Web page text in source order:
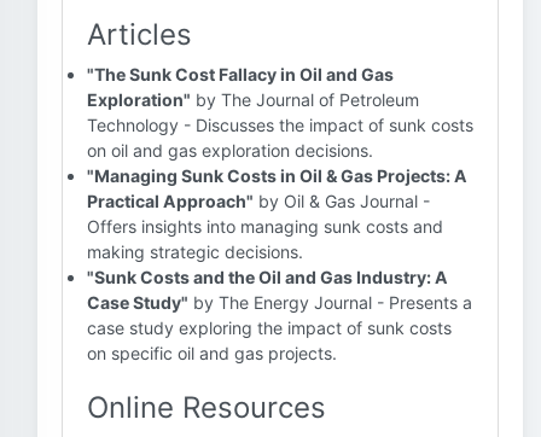
Articles
"The Sunk Cost Fallacy in Oil and Gas
Exploration" by The Journal of Petroleum
Technology - Discusses the impact of sunk costs
on oil and gas exploration decisions.
"Managing Sunk Costs in Oil & Gas Projects: A
Practical Approach" by Oil & Gas Journal -
Offers insights into managing sunk costs and
making strategic decisions.
"Sunk Costs and the Oil and Gas Industry: A
Case Study" by The Energy Journal - Presents a
case study exploring the impact of sunk costs
on specific oil and gas projects.
Online Resources